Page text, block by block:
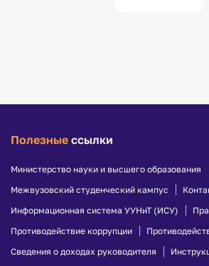
Полезные ссылки
Министерство науки и высшего образования
Межвузовский студенческий кампус
Информационная система УУНиТ (ИСУ)
Противодействие коррупции
Сведения о доходах руководителя